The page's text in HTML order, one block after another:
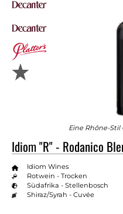
Eine Rhône-Stil
Idiom "R" - Rodanico
Idiom Wines
Rotwein - Trocken
Südafrika - Stellenbosch
Shiraz/Syrah - Cuvée